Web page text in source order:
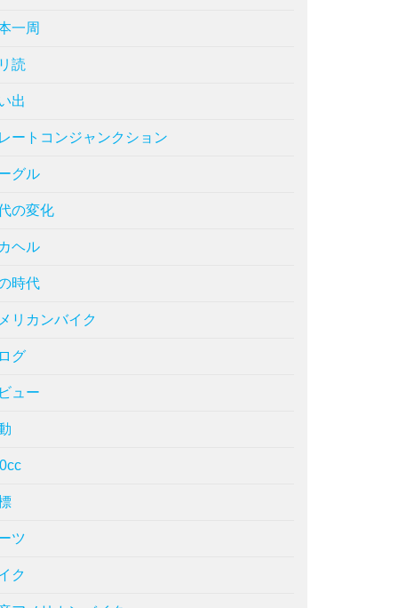
一周
読
出
ートコンジャンクション
グル
の変化
ヘル
時代
リカンバイク
グ
ュー
ツ
ク